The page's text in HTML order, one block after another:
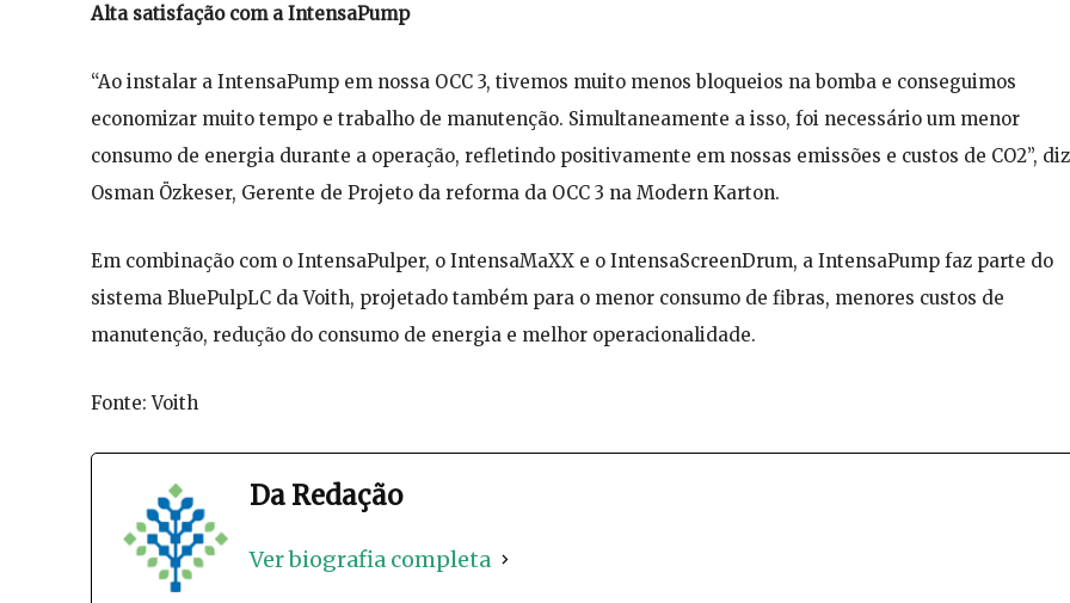
Alta satisfação com a IntensaPump
“Ao instalar a IntensaPump em nossa OCC 3, tivemos muito menos bloqueios na bomba e conseguimos
economizar muito tempo e trabalho de manutenção. Simultaneamente a isso, foi necessário um menor
consumo de energia durante a operação, refletindo positivamente em nossas emissões e custos de CO2”, diz
Osman Özkeser, Gerente de Projeto da reforma da OCC 3 na Modern Karton.
Em combinação com o IntensaPulper, o IntensaMaXX e o IntensaScreenDrum, a IntensaPump faz parte do
sistema BluePulpLC da Voith, projetado também para o menor consumo de fibras, menores custos de
manutenção, redução do consumo de energia e melhor operacionalidade.
Fonte: Voith
Da Redação
Ver biografia completa